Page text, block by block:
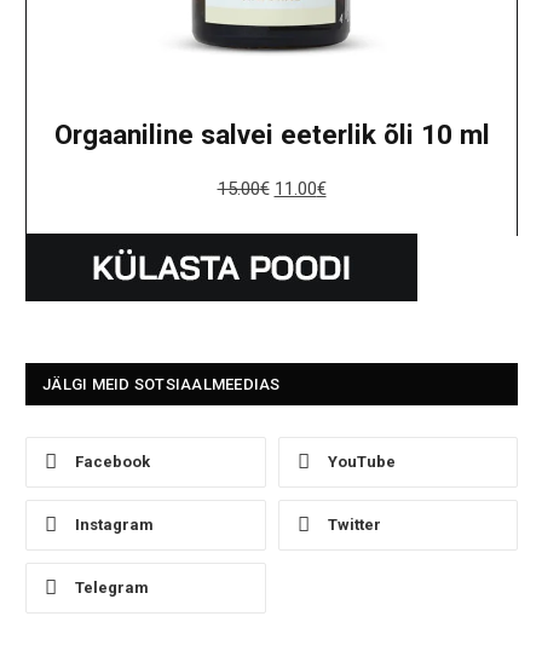
Orgaaniline salvei eeterlik õli 10 ml
15.00€ 11.00€
JÄLGI MEID SOTSIAALMEEDIAS
Facebook YouTube
Instagram Twitter
Telegram